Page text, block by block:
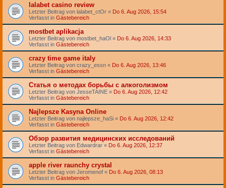
lalabet casino review
Letzter Beitrag von lalabet_ctOr « Do 6. Aug 2026, 15:54
Verfasst in Gästebereich
mostbet aplikacja
Letzter Beitrag von mostbet_haOl « Do 6. Aug 2026, 14:33
Verfasst in Gästebereich
crazy time game italy
Letzter Beitrag von crazy_essn « Do 6. Aug 2026, 13:46
Verfasst in Gästebereich
Статья о методах борьбы с алкоголизмом
Letzter Beitrag von JesseTAINE « Do 6. Aug 2026, 12:42
Verfasst in Gästebereich
Najlepsze Kasyna Online
Letzter Beitrag von najlepsze_haSi « Do 6. Aug 2026, 12:42
Verfasst in Gästebereich
Обзор развития медицинских исследований
Letzter Beitrag von Edwardrar « Do 6. Aug 2026, 12:37
Verfasst in Gästebereich
apple river raunchy crystal
Letzter Beitrag von Jeromenof « Do 6. Aug 2026, 08:13
Verfasst in Gästebereich